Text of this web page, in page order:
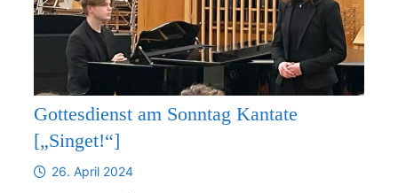
Gottesdienst am Sonntag Kantate
[„Singet!“]
26. April 2024